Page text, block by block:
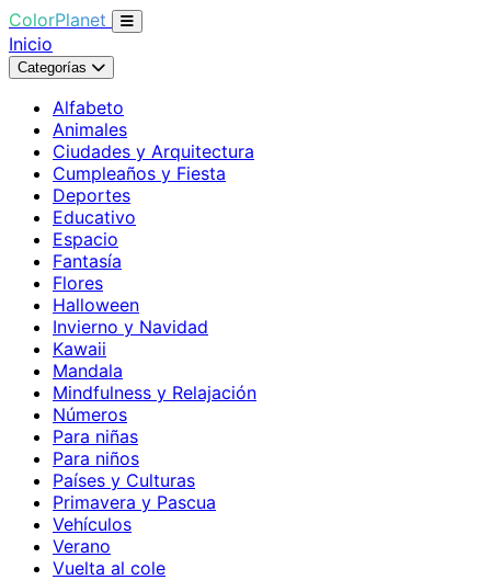
ColorPlanet
Inicio
Categorías
Alfabeto
Animales
Ciudades y Arquitectura
Cumpleaños y Fiesta
Deportes
Educativo
Espacio
Fantasía
Flores
Halloween
Invierno y Navidad
Kawaii
Mandala
Mindfulness y Relajación
Números
Para niñas
Para niños
Países y Culturas
Primavera y Pascua
Vehículos
Verano
Vuelta al cole